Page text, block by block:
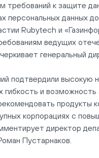
требований к защите
персональных данных
Rubytech и
ведущих
генеральный
подтвердили высокую
гибкость и возможность
продукты
корпорациях с
директор
Пустарнаков.